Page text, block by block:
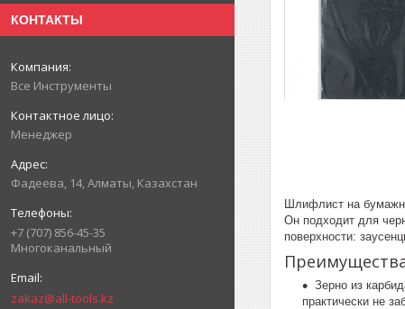
КОНТАКТЫ
Все Инструменты
Менеджер
Фадеева, 14, Алматы, Казахстан
+7 (707) 856-45-35
Многоканальный
zakaz@all-tools.kz
Шлифлист на
Он подходит для
поверхности:
Зерно из
практически не